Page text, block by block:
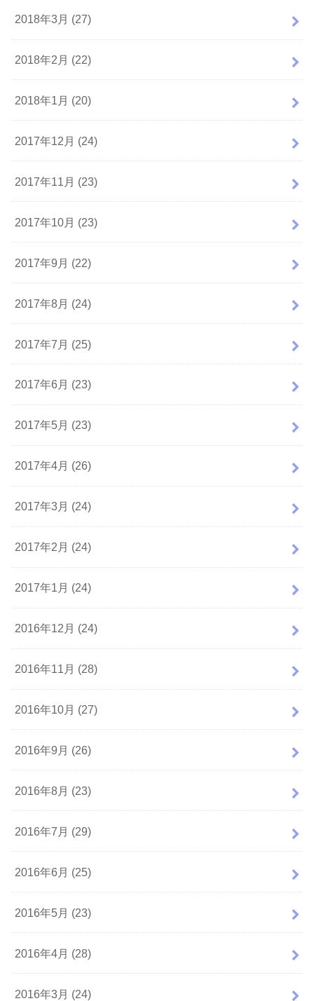
2018年3月 (27)
2018年2月 (22)
2018年1月 (20)
2017年12月 (24)
2017年11月 (23)
2017年10月 (23)
2017年9月 (22)
2017年8月 (24)
2017年7月 (25)
2017年6月 (23)
2017年5月 (23)
2017年4月 (26)
2017年3月 (24)
2017年2月 (24)
2017年1月 (24)
2016年12月 (24)
2016年11月 (28)
2016年10月 (27)
2016年9月 (26)
2016年8月 (23)
2016年7月 (29)
2016年6月 (25)
2016年5月 (23)
2016年4月 (28)
2016年3月 (24)